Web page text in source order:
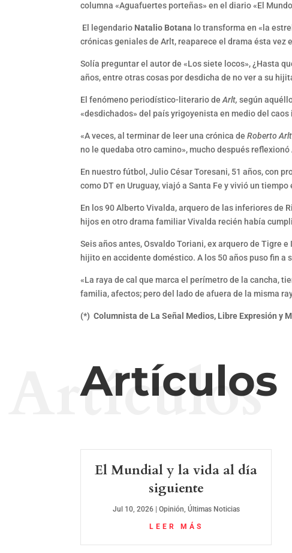
columna «Aguafuertes porteñas» en el diario «El
El legendario Natalio Botana lo transforma en «la
crónicas geniales de Arlt, reaparece el drama ésta vez
Solía preguntar el autor de «Los siete locos», ¿Hasta
años, entre otras cosas por desdicha de no ver a su
El fenómeno periodístico-literario deArlt, según
«desdichados» del país yrigoyenista en medio del
«A veces, al terminar de leer una crónica deRoberto Arlt
no le quedaba otro camino», mucho después
En nuestro fútbol, Julio César Toresani, 51 años, con
como DT en Uruguay, viajó a Santa Fe y vivió un
En los 90 Alberto Vivalda, arquero de las inferiores de
hijos en otro drama familiar Vivalda recién había
Seis años antes, Osvaldo Toriani, ex arquero de Tigre
hijito en accidente doméstico. A los 50 años puso fin a
«La raya de cal que marca el perímetro de la cancha,
familia, afectos; pero del lado de afuera de la misma
(*) Columnista de La Señal Medios, Libre Expresión y
Artículos
Artículos
El Mundial y la vida al día
siguiente
Jul 10, 2026| Opinión, Últimas Noticias
LEER MÁS